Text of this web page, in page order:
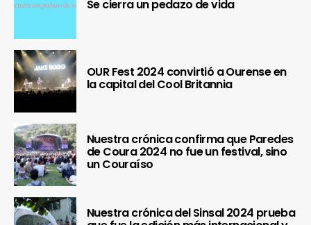
Se cierra un pedazo de vida
OUR Fest 2024 convirtió a Ourense en
la capital del Cool Britannia
Nuestra crónica confirma que Paredes
de Coura 2024 no fue un festival, sino
un Couraíso
Nuestra crónica del Sinsal 2024 prueba